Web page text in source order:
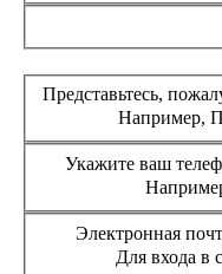
Представьтесь,
Например,
Укажите ваш
Электронная
Для входа в